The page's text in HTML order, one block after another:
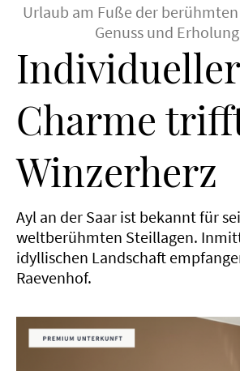
Urlaub am Fuße der berühmten
Genuss und
Individueller
Charme
Winzerherz
Ayl an der Saar ist bekannt für
weltberühmten Steillagen.
idyllischen Landschaft
Raevenhof.